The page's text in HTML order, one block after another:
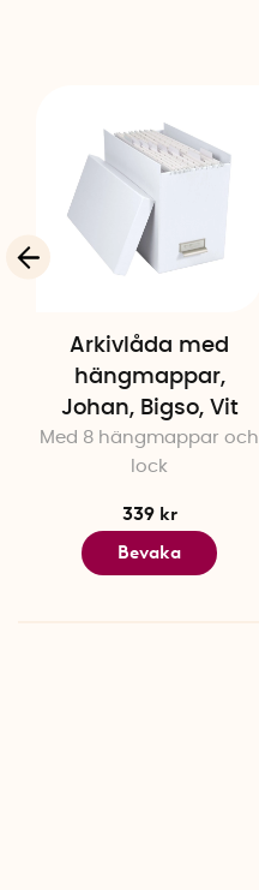
Arkivlåda med
hängmappar,
Johan, Bigso, Vit
Med 8 hängmappar och
lock
339 kr
Bevaka